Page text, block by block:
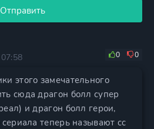
Отправить
0 0
этого замечательного
сюда драгон болл супер
и драгон болл герои,
сериала теперь называют cc